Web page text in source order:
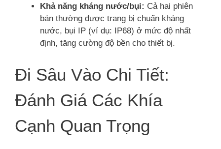
Khả năng kháng nước/bụi: Cả hai phiên
bản thường được trang bị chuẩn kháng
nước, bụi IP (ví dụ: IP68) ở mức độ nhất
định, tăng cường độ bền cho thiết bị.
Đi Sâu Vào Chi Tiết:
Đánh Giá Các Khía
Cạnh Quan Trọng